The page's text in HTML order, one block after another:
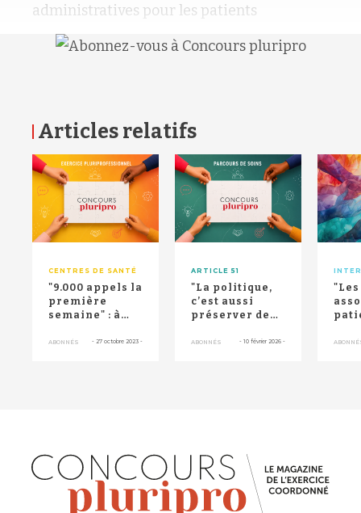
administratives pour les patients
Articles relatifs
CENTRES DE SANTÉ
"9.000 appels la
première
semaine" : à
ce centre de
ABONNÉS - 27 octobre 2023 -
ARTICLE 51
"La politique,
c’est aussi
préserver de
justice
ABONNÉS - 10 février 2026 -
"Les
RETOUR HAUT DE PAGE